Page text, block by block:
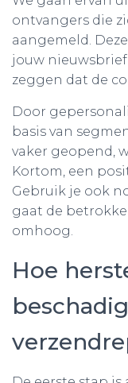
ontvangers die
aangemeld.
jouw
zeggen dat de
Door
basis van
vaker geopend,
Kortom, een
Gebruik je ook
gaat de
omhoog.
Hoe